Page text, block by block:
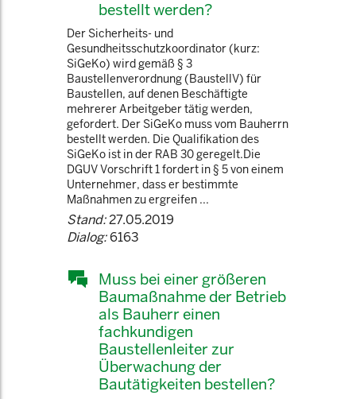
bestellt werden?
Der Sicherheits- und
Gesundheitsschutzkoordinator (kurz:
SiGeKo) wird gemäß § 3
Baustellenverordnung (BaustellV) für
Baustellen, auf denen Beschäftigte
mehrerer Arbeitgeber tätig werden,
gefordert. Der SiGeKo muss vom Bauherrn
bestellt werden. Die Qualifikation des
SiGeKo ist in der RAB 30 geregelt.Die
DGUV Vorschrift 1 fordert in § 5 von einem
Unternehmer, dass er bestimmte
Maßnahmen zu ergreifen ...
Stand:27.05.2019
Dialog:6163
Muss bei einer größeren
Baumaßnahme der Betrieb
als Bauherr einen
fachkundigen
Baustellenleiter zur
Überwachung der
Bautätigkeiten bestellen?